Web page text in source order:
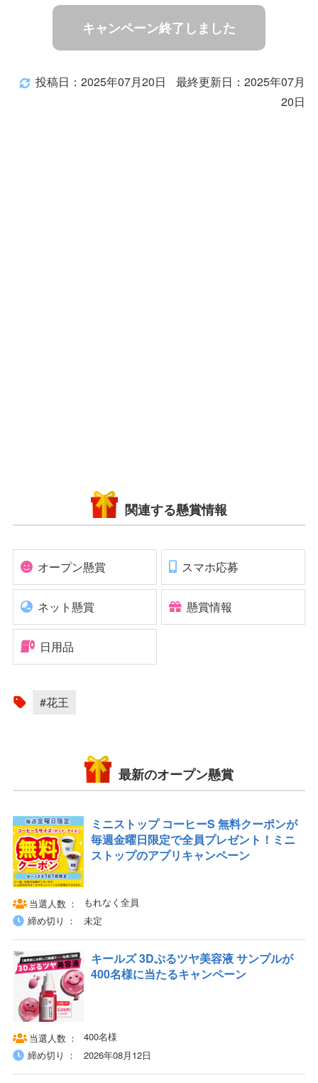
キャンペーン終了しました
投稿日：2025年07月20日
最終更新日：2025年07月
20日
関連する懸賞情報
オープン懸賞 スマホ応募
ネット懸賞 懸賞情報
日用品
#花王
最新のオープン懸賞
ミニストップ コーヒーS 無料クーポンが
毎週金曜日限定で全員プレゼント！ミニ
ストップのアプリキャンペーン
当選人数
もれなく全員
締め切り
未定
キールズ 3Dぷるツヤ美容液 サンプルが
400名様に当たるキャンペーン
当選人数
400名様
締め切り
2026年08月12日